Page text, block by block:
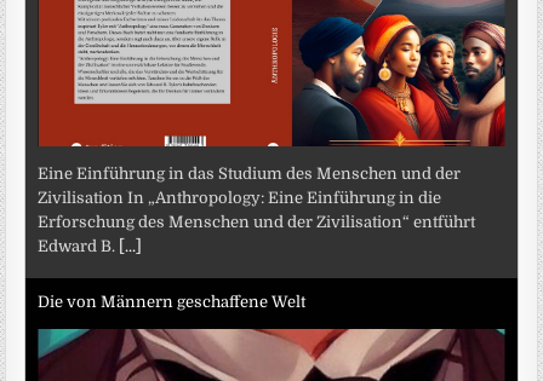
Eine Einführung in das Studium des Menschen und der
Zivilisation In „Anthropology: Eine Einführung in die
Erforschung des Menschen und der Zivilisation“ entführt
Edward B.
[...]
Die von Männern geschaffene Welt